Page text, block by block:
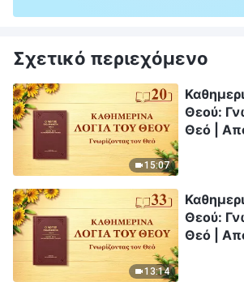
Σχετικό περιεχόμενο
15:07
Θεού:
Θεό |
13:14
Θεού:
Θεό |